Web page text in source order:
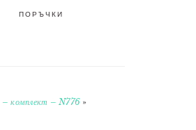
ПОРЪЧКИ
– комплект – N776 »